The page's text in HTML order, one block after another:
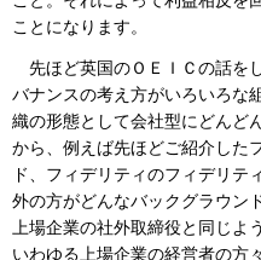
ことになります。
先ほど英国のＯＥＩＣの話を
バナンスの考え方がいろいろな
織の形態として会社型にどんど
から、例えば先ほどご紹介した
ド、フィデリティのフィデリテ
外の方がどんなバックグラウン
上場企業の社外取締役と同じよ
いわゆる上場企業の経営者の方